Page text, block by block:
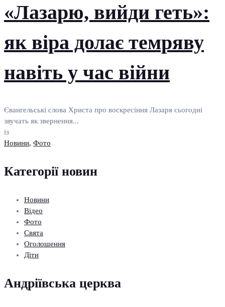
«Лазарю, вийди геть»:
як віра долає темряву
навіть у час війни
Євангельські слова Христа про воскресіння Лазаря сьогодні
звучать як звернення...
із
Новини, Фото
Категорії новин
Новини
Відео
Фото
Свята
Оголошення
Діти
Андріївська церква